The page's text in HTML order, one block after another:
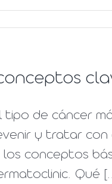
tipo de cáncer
y tratar
conceptos
Qué